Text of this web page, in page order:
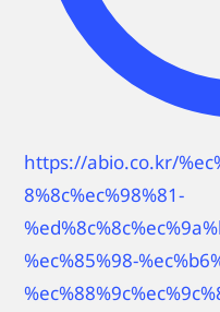
https://abio.co.kr/
8%8c%ec%98%81-
%ec%85%98-